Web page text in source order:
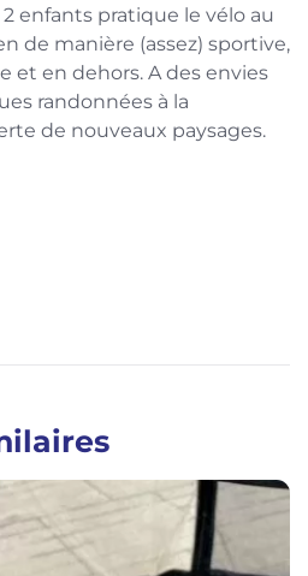
enfants pratique le vélo au
de manière (assez) sportive,
et en dehors. A des envies
randonnées à la
de nouveaux paysages.